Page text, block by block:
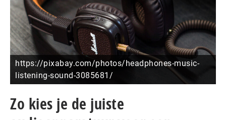
https://pixabay.com/photos/headphones-music-
listening-sound-3085681/
Zo kies je de juiste